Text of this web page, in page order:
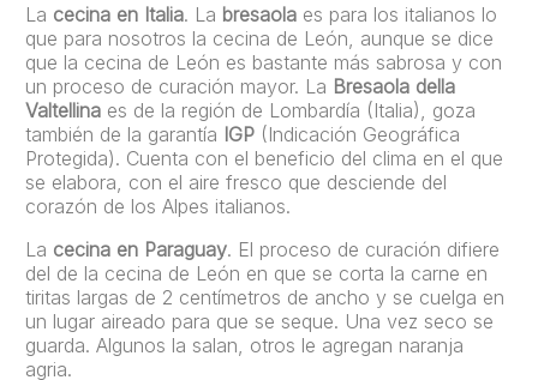
La cecina en Italia. La bresaola es para los italianos lo
que para nosotros la cecina de León, aunque se dice
que la cecina de León es bastante más sabrosa y con
un proceso de curación mayor. La Bresaola della
Valtellina es de la región de Lombardía (Italia), goza
también de la garantía IGP (Indicación Geográfica
Protegida). Cuenta con el beneficio del clima en el que
se elabora, con el aire fresco que desciende del
corazón de los Alpes italianos.
La cecina en Paraguay. El proceso de curación difiere
del de la cecina de León en que se corta la carne en
tiritas largas de 2 centímetros de ancho y se cuelga en
un lugar aireado para que se seque. Una vez seco se
guarda. Algunos la salan, otros le agregan naranja
agria.